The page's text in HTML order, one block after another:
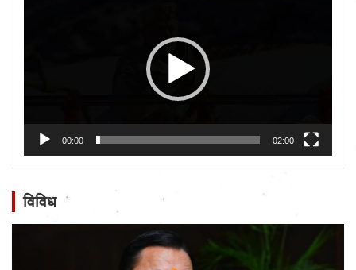
00:00 02:00
विविध